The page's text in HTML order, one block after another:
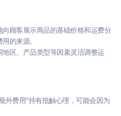
顾客展示商品的基础价格和运费分
的来源。
区、产品类型等因素灵活调整运
外费用”持有抵触心理，可能会因为